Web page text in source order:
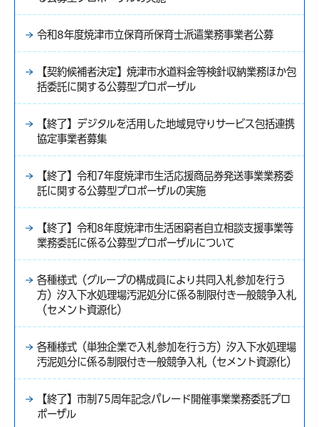
令和8年度焼津市立保育所保育士派遣業務事業者公募
【契約候補者決定】焼津市水道料金等検針収納業務ほか包
括委託に関する公募型プロポーザル
【終了】デジタルを活用した地域見守りサービス包括連携
協定事業者募集
【終了】令和7年度焼津市生活応援商品券発送事業業務委
託に関する公募型プロポーザルの実施
【終了】令和8年度焼津市生活困窮者自立相談支援事業等
業務委託に係る公募型プロポーザルについて
各種様式（グループの構成員により共同入札参加を行う
方）汐入下水処理場汚泥処分に係る制限付き一般競争入札
（セメント資源化）
各種様式（単独企業で入札参加を行う方）汐入下水処理場
汚泥処分に係る制限付き一般競争入札（セメント資源化）
【終了】市制75周年記念パレード開催事業業務委託プロ
ポーザル